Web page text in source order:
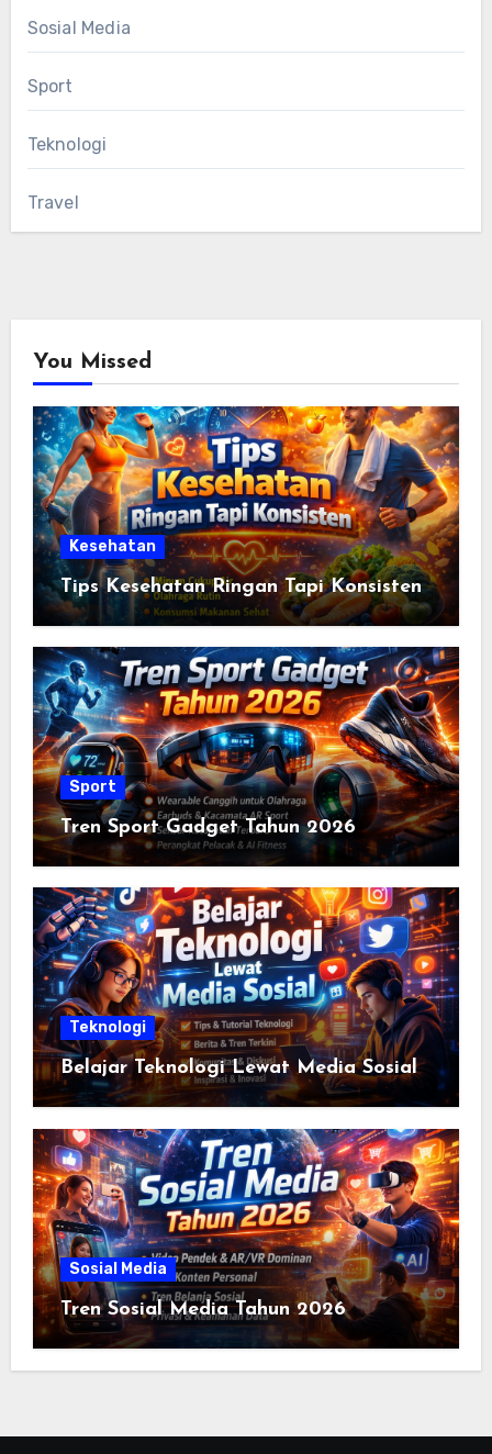
Sosial Media
Sport
Teknologi
Travel
You Missed
Kesehatan
Tips Kesehatan Ringan Tapi Konsisten
Sport
Tren Sport Gadget Tahun 2026
Teknologi
Belajar Teknologi Lewat Media Sosial
Sosial Media
Tren Sosial Media Tahun 2026